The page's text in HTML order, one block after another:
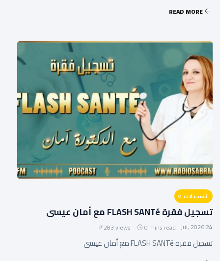
READ MORE
تسجيلات
تسجيل فقرة FLASH SANTé مع أمان عيسى
24 Jul, 2026
0 mins read
283 views
تسجيل فقرة FLASH SANTé مع أمان عيسى